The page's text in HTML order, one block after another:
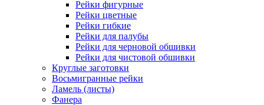
Рейки фигурные
Рейки цветные
Рейки гибкие
Рейки для палубы
Рейки для черновой обшивки
Рейки для чистовой обшивки
Круглые заготовки
Восьмигранные рейки
Ламель (листы)
Фанера